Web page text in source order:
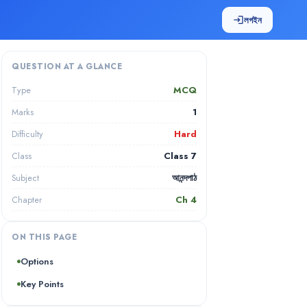
loginলগইন
QUESTION AT A GLANCE
Type MCQ
Marks 1
Difficulty Hard
Class Class 7
Subject আনন্দপাঠ
Chapter Ch 4
ON THIS PAGE
Options
Key Points